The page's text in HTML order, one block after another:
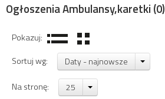
Ogłoszenia Ambulansy,karetki (0)
Pokazuj:
Sortuj wg:
Daty - najnowsze
Na stronę: 25